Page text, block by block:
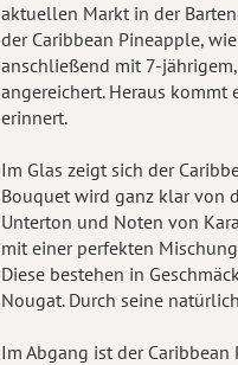
aktuellen Markt in der
der Caribbean Pineapple,
anschließend mit 7-
angereichert. Heraus kommt
erinnert.
Im Glas zeigt sich der
Bouquet wird ganz klar von
Unterton und Noten von
mit einer perfekten
Diese bestehen in
Nougat. Durch seine
Im Abgang ist der